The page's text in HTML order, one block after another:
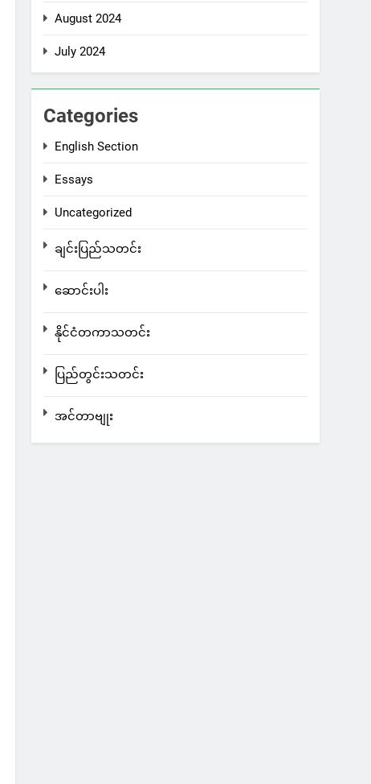
August 2024
July 2024
Categories
English Section
Essays
Uncategorized
ချင်းပြည်သတင်း
ဆောင်းပါး
နိုင်ငံတကာသတင်း
ပြည်တွင်းသတင်း
အင်တာဗျုး